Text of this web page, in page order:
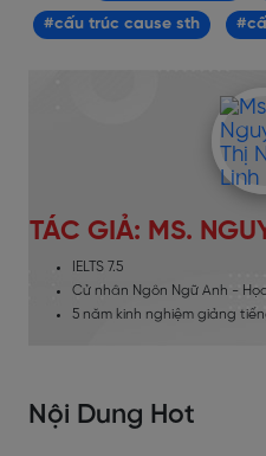
#cấu trúc cause sth
TÁC GIẢ: MS.
IELTS 7.5
Cử nhân Ngôn Ngữ Anh -
5 năm kinh nghiệm giảng
Nội Dung Hot